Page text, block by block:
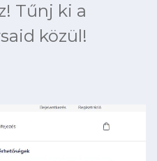
Tűnj ki a
közül!